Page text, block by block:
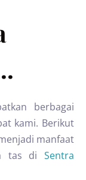
berbagai
kami. Berikut
manfaat
tas di Sentra